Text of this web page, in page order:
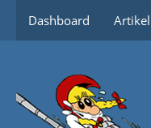
Dashboard Artikel